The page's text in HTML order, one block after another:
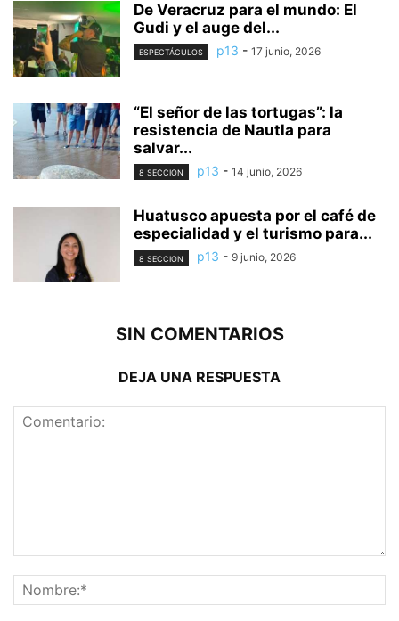
De Veracruz para el mundo: El
Gudi y el auge del...
ESPECTÁCULOS p13 - 17 junio, 2026
“El señor de las tortugas”: la
resistencia de Nautla para
salvar...
8 SECCION p13 - 14 junio, 2026
Huatusco apuesta por el café de
especialidad y el turismo para...
8 SECCION p13 - 9 junio, 2026
SIN COMENTARIOS
DEJA UNA RESPUESTA